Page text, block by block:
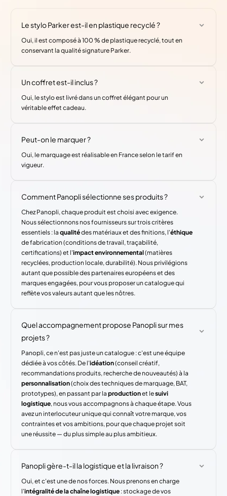
Le stylo Parker est-il en plastique recyclé ?
Oui, il est composé à 100 % de plastique recyclé, tout en
conservant la qualité signature Parker.
Un coffret est-il inclus ?
Oui, le stylo est livré dans un coffret élégant pour un
véritable effet cadeau.
Peut-on le marquer ?
Oui, le marquage est réalisable en France selon le tarif en
vigueur.
Comment Panopli sélectionne ses produits ?
Chez Panopli, chaque produit est choisi avec exigence.
Nous sélectionnons nos fournisseurs sur trois critères
essentiels : laqualitédes matériaux et des finitions, l'éthique
de fabrication (conditions de travail, traçabilité,
certifications) et l'impact environnemental(matières
recyclées, production locale, durabilité). Nous privilégions
autant que possible des partenaires européens et des
marques engagées, pour vous proposer un catalogue qui
reflète vos valeurs autant que les nôtres.
Quel accompagnement propose Panopli sur mes
projets ?
Panopli, ce n'est pas juste un catalogue : c'est une équipe
dédiée à vos côtés. De l'idéation(conseil créatif,
recommandations produits, recherche de nouveautés) à la
personnalisation(choix des techniques de marquage, BAT,
prototypes), en passant par laproductionet lesuivi
logistique, nous vous accompagnons à chaque étape. Vous
avez un interlocuteur unique qui connaît votre marque, vos
contraintes et vos ambitions, pour que chaque projet soit
une réussite — du plus simple au plus ambitieux.
Panopli gère-t-il la logistique et la livraison ?
Oui, et c'est une de nos forces. Nous prenons en charge
l'intégralité de la chaîne logistique : stockage de vos